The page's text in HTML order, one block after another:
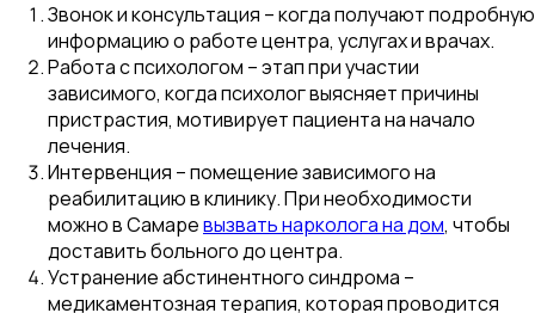
Звонок и консультация – когда получают подробную
информацию о работе центра, услугах и врачах.
Работа с психологом – этап при участии
зависимого, когда психолог выясняет причины
пристрастия, мотивирует пациента на начало
лечения.
Интервенция – помещение зависимого на
реабилитацию в клинику. При необходимости
можно в Самаревызвать нарколога на дом, чтобы
доставить больного до центра.
Устранение абстинентного синдрома –
медикаментозная терапия, которая проводится